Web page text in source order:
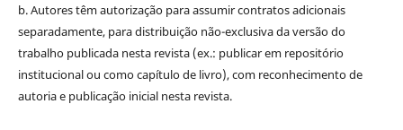
b. Autores têm autorização para assumir contratos adicionais
separadamente, para distribuição não-exclusiva da versão do
trabalho publicada nesta revista (ex.: publicar em repositório
institucional ou como capítulo de livro), com reconhecimento de
autoria e publicação inicial nesta revista.